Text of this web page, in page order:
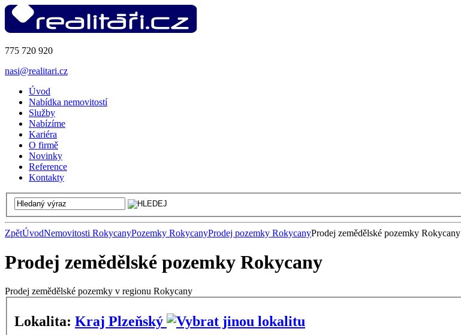
775 720 920
nasi@realitari.cz
Úvod
Nabídka nemovitostí
Služby
Nabízíme
Kariéra
O firmě
Novinky
Reference
Kontakty
ZpětÚvodNemovitosti RokycanyPozemky RokycanyProdej pozemky RokycanyProdej zemědělské pozemky Rokycany
Prodej zemědělské pozemky Rokycany
Prodej zemědělské pozemky v regionu Rokycany
Lokalita:
Kraj Plzeňský